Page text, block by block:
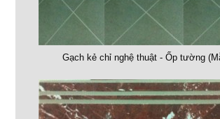
Gạch kẻ chỉ nghệ thuật - Ốp tường